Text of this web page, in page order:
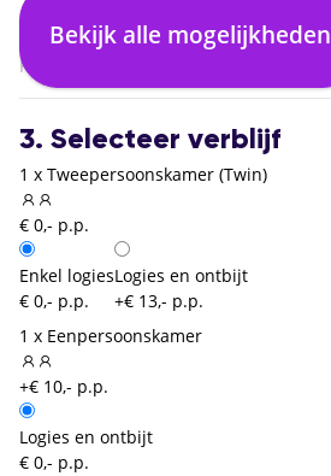
Faro (FAO)
00:00
Keulen Bonn (CGN)
Bekijk alle mogelijkheden
3. Selecteer verblijf
1 x Tweepersoonskamer (Twin)
€ 0,- p.p.
Enkel logies
€ 0,- p.p.
Logies en ontbijt
+€ 13,- p.p.
1 x Eenpersoonskamer
+€ 10,- p.p.
Logies en ontbijt
€ 0,- p.p.